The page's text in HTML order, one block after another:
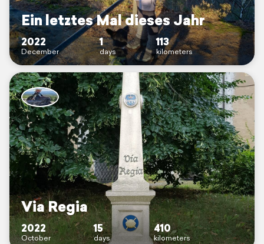
Ein letztes Mal dieses Jahr
2022
December
1
days
113
kilometers
Via Regia
2022
October
15
days
410
kilometers